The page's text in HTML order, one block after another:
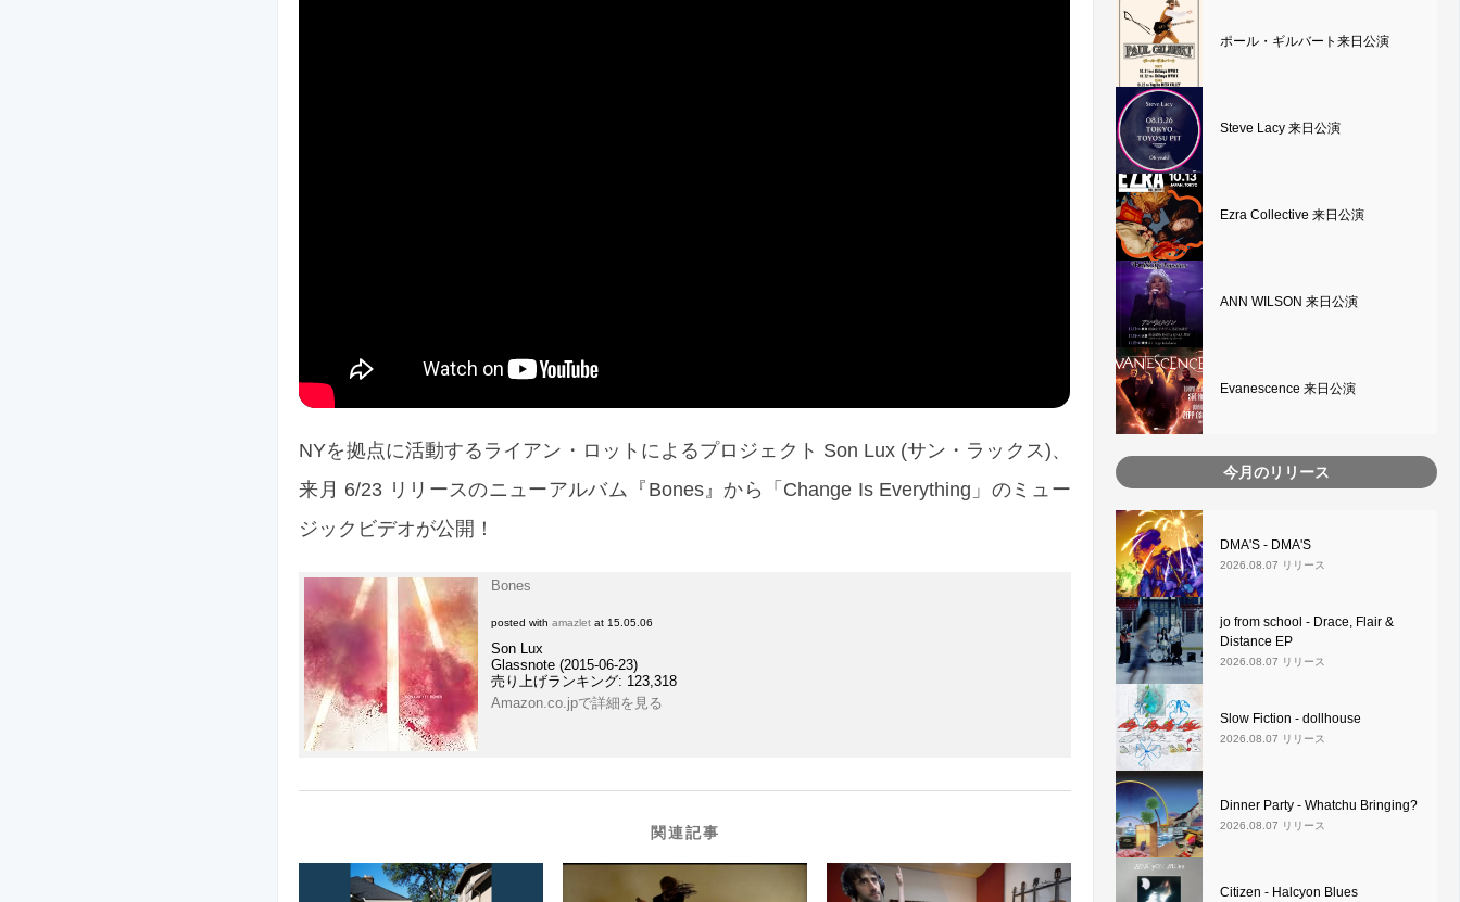
NYを拠点に活動するライアン・ロットによるプロジェクト Son Lux (サン・ラックス)、
来月 6/23 リリースのニューアルバム『Bones』から「Change Is Everything」のミュー
ジックビデオが公開！
Bones
posted withamazlet at 15.05.06
Son Lux
Glassnote (2015-06-23)
売り上げランキング: 123,318
Amazon.co.jpで詳細を見る
関連記事
ポール・ギルバート来日公演
Steve Lacy 来日公演
Ezra Collective 来日公演
ANN WILSON 来日公演
Evanescence 来日公演
今月のリリース
DMA'S - DMA'S
2026.08.07 リリース
jo from school - Drace, Flair &
Distance EP
2026.08.07 リリース
Slow Fiction - dollhouse
2026.08.07 リリース
Dinner Party - Whatchu Bringing?
2026.08.07 リリース
Citizen - Halcyon Blues